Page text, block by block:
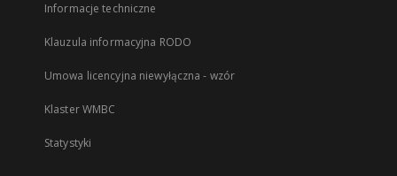
Informacje techniczne
Klauzula informacyjna RODO
Umowa licencyjna niewyłączna - wzór
Klaster WMBC
Statystyki